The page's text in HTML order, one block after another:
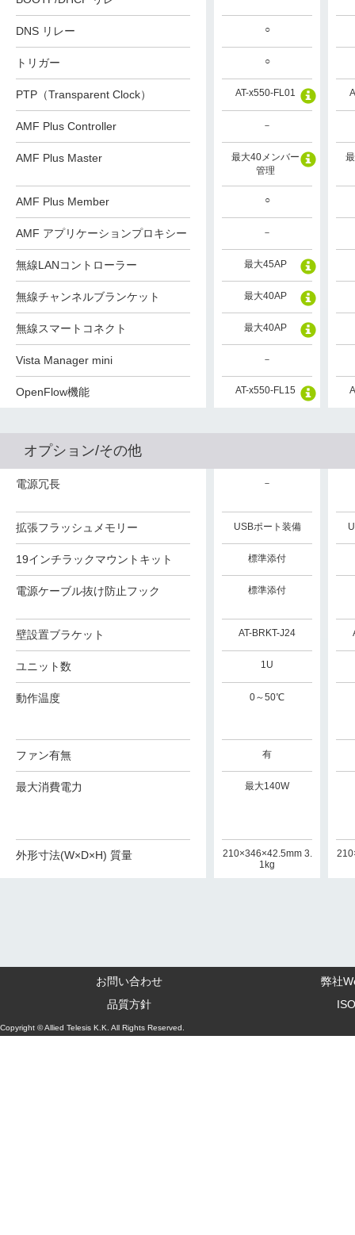
DNS リレー
トリガー
PTP（Transparent Clock）
AMF Plus Controller
AMF Plus Master
AMF Plus Member
AMF アプリケーションプロキシー
無線LANコントローラー
無線チャンネルブランケット
無線スマートコネクト
Vista Manager mini
OpenFlow機能
○
○
AT-x550-FL01
－
最大40メンバー
管理
○
－
最大45AP
最大40AP
最大40AP
－
AT-x550-FL15
オプション/その他
電源冗長
拡張フラッシュメモリー
19インチラックマウントキット
電源ケーブル抜け防止フック
壁設置ブラケット
ユニット数
動作温度
ファン有無
最大消費電力
外形寸法(W×D×H) 質量
－
USBポート装備
標準添付
標準添付
AT-BRKT-J24
1U
0～50℃
有
最大140W
210×346×42.5mm 3.
1kg
お問い合わせ
弊社
品質方針
Copyright © Allied Telesis K.K. All Rights Reserved.